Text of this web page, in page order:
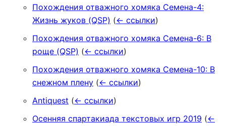
Похождения отважного хомяка Семена-4:
Жизнь жуков (QSP) (← ссылки)
Похождения отважного хомяка Семена-6: В
роще (QSP) (← ссылки)
Похождения отважного хомяка Семена-10: В
снежном плену (← ссылки)
Antiquest (← ссылки)
Осенняя спартакиада текстовых игр 2019 (←